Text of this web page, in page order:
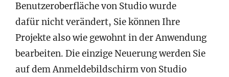
Benutzeroberfläche von Studio wurde
dafür nicht verändert, Sie können Ihre
Projekte also wie gewohnt in der Anwendung
bearbeiten. Die einzige Neuerung werden Sie
auf dem Anmeldebildschirm von Studio